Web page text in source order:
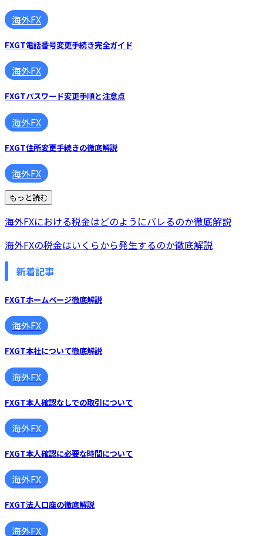
海外FX
FXGT電話番号変更手続き完全ガイド
海外FX
FXGTパスワード変更手順と注意点
海外FX
FXGT住所変更手続きの徹底解説
海外FX
もっと読む
海外FXにおける税金はどのようにバレるのか徹底解説
海外FXの税金はいくらから発生するのか徹底解説
新着記事
FXGTホームページ徹底解説
海外FX
FXGT本社について徹底解説
海外FX
FXGT本人確認なしでの取引について
海外FX
FXGT本人確認に必要な時間について
海外FX
FXGT法人口座の徹底解説
海外FX